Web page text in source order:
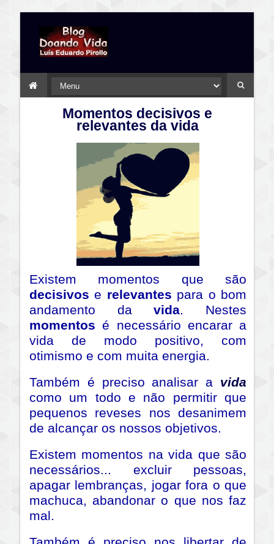
Momentos decisivos e
relevantes da vida
Existem momentos que são
decisivos e relevantes para o bom
andamento davida. Nestes
momentos é necessário encarar a
vida de modo positivo, com
otimismo e com muita energia.
Também é preciso analisar a vida
como um todo e não permitir que
pequenos reveses nos desanimem
de alcançar os nossos objetivos.
Existem momentos na vida que são
necessários... excluir pessoas,
apagar lembranças, jogar fora o que
machuca, abandonar o que nos faz
mal.